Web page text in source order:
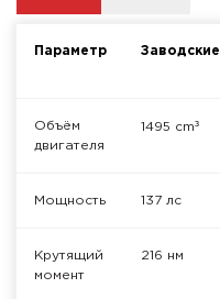
Параметр Заводские
Объём
двигателя
1495 cm³
Мощность 137 лс
Крутящий
момент
216 нм